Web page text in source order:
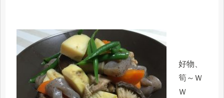
好物、
筍～Ｗ
Ｗ